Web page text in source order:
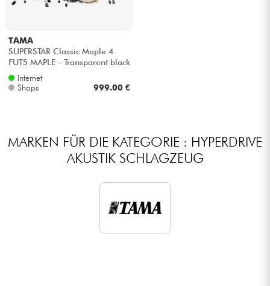
Mikros
TAMA
SUPERSTAR Classic Maple 4
FUTS MAPLE - Transparent black
burstInternet
Shops
999.00 €
MARKEN FÜR DIE KATEGORIE : HYPERDRIVE
AKUSTIK SCHLAGZEUG